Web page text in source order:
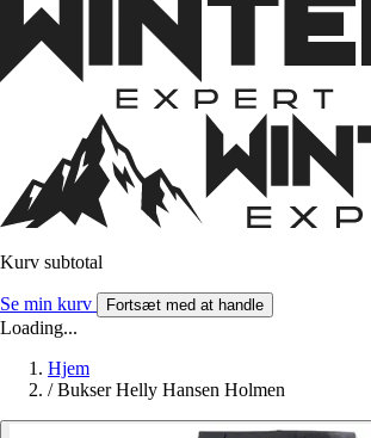
Kurv subtotal
Se min kurv Fortsæt med at handle
Loading...
Hjem
/ Bukser Helly Hansen Holmen